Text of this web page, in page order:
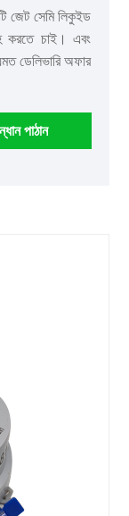
জেট সেমি লিকুইড
করতে চাই। এবং
ডেলিভারি অফার
পাঠান